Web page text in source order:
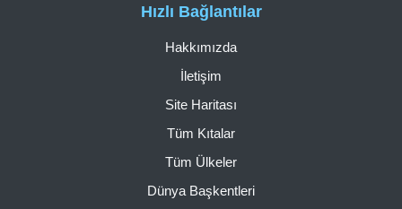
Hızlı Bağlantılar
Hakkımızda
İletişim
Site Haritası
Tüm Kıtalar
Tüm Ülkeler
Dünya Başkentleri